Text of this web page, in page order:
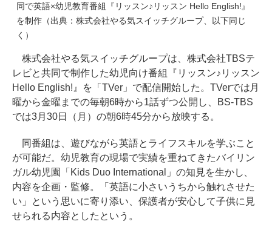
同で英語×幼児教育番組『リッスン♪リッスン Hello English!』
を制作（出典：株式会社やる気スイッチグループ、以下同じ
く）
株式会社やる気スイッチグループは、株式会社TBSテ
レビと共同で制作した幼児向け番組『リッスン♪リッスン
Hello English!』を「TVer」で配信開始した。TVerでは月
曜から金曜までの毎朝6時から1話ずつ公開し、BS-TBS
では3月30日（月）の朝6時45分から放映する。
同番組は、遊びながら英語とライフスキルを学ぶこと
が可能だ。幼児教育の現場で実績を重ねてきたバイリン
ガル幼児園「Kids Duo International」の知見を生かし、
内容を企画・監修。「英語に小さいうちから触れさせた
い」という思いに寄り添い、保護者が安心して子供に見
せられる内容としたという。